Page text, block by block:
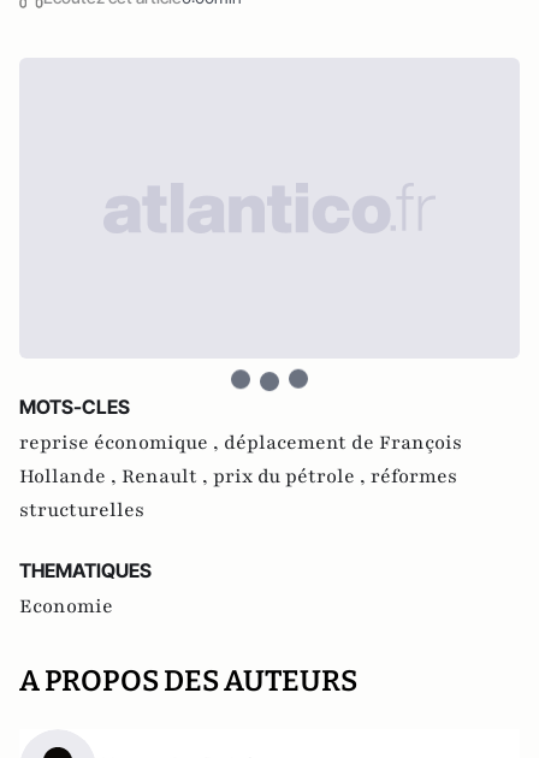
MOTS-CLES
reprise économique , déplacement de François
Hollande , Renault , prix du pétrole , réformes
structurelles
THEMATIQUES
Economie
A PROPOS DES AUTEURS